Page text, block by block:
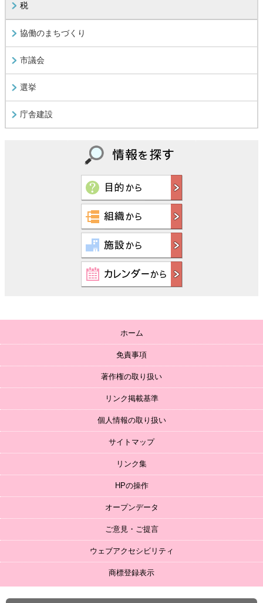
税
協働のまちづくり
市議会
選挙
庁舎建設
ホーム
免責事項
著作権の取り扱い
リンク掲載基準
個人情報の取り扱い
サイトマップ
リンク集
HPの操作
オープンデータ
ご意見・ご提言
ウェブアクセシビリティ
商標登録表示